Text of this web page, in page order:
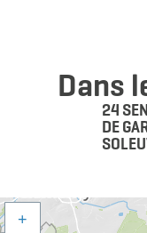
Dans
24
DE
+